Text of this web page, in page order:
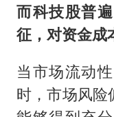
而科技股普
征，对资金成
当市场流动
时，市场风险